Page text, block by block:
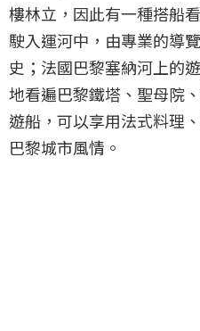
樓林立，因此有一種搭船
駛入運河中，由專業的導
史；法國巴黎塞納河上的
地看遍巴黎鐵塔、聖母院
遊船，可以享用法式料理
巴黎城市風情。